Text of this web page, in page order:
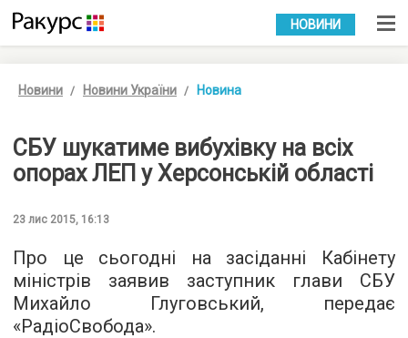
УКР РУС
НОВИНИ
Новини Новини України Новина
СБУ шукатиме вибухівку на всіх
опорах ЛЕП у Херсонській області
23 лис 2015, 16:13
Про це сьогодні на засіданні Кабінету
міністрів заявив заступник глави СБУ
Михайло Глуговський, передає
«РадіоСвобода».